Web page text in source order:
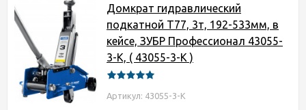
Домкрат гидравлический
подкатной T77, 3т, 192-533мм, в
кейсе, ЗУБР Профессионал 43055-
3-K, ( 43055-3-K )
Артикул: 43055-3-K